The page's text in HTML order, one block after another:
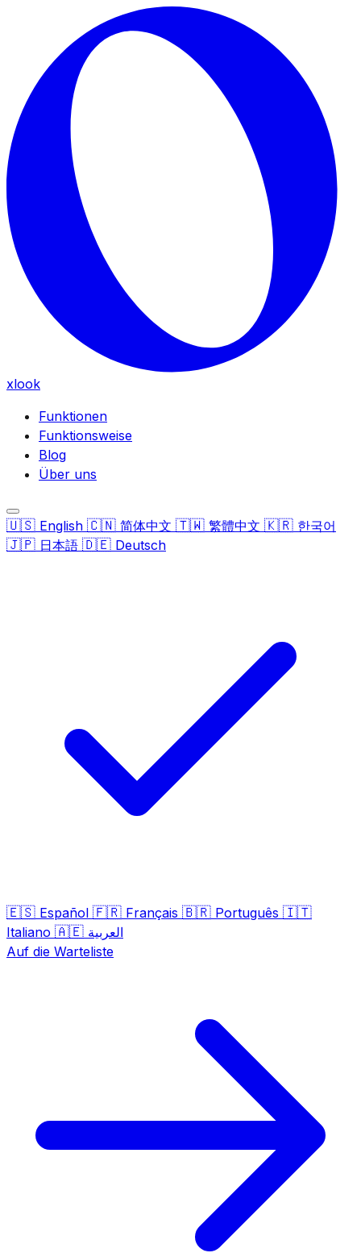
Skip to main content
xlook
Funktionen
Funktionsweise
Blog
Über uns
🇺🇸 English 🇨🇳 简体中文 🇹🇼 繁體中文 🇰🇷 한국어
🇯🇵 日本語 🇩🇪 Deutsch
🇪🇸 Español 🇫🇷 Français 🇧🇷 Português 🇮🇹
Italiano 🇦🇪 العربية
Auf die Warteliste